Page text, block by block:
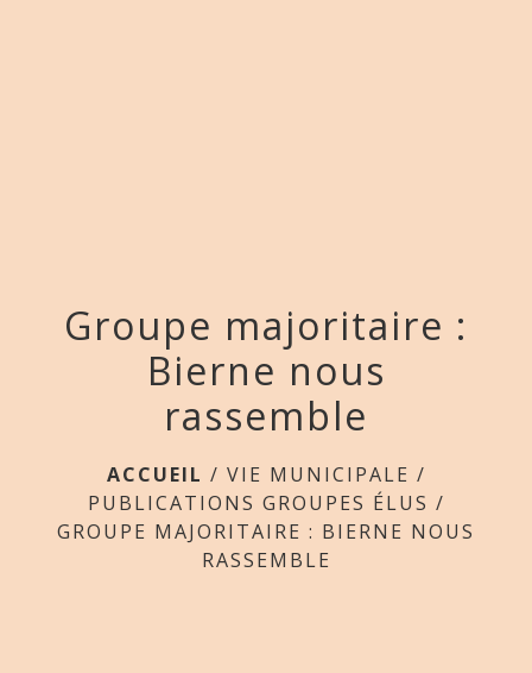
Groupe majoritaire :
Bierne nous
rassemble
ACCUEIL / VIE MUNICIPALE /
PUBLICATIONS GROUPES ÉLUS /
GROUPE MAJORITAIRE : BIERNE NOUS
RASSEMBLE